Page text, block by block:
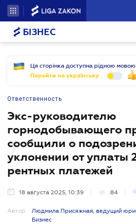
БІЗНЕС
Ця сторінка доступна рідною
Перейти на українську
Ответственность
Экс-руководителю
горнодобывающего
сообщили о
уклонении от уплаты
рентных платежей
18 августа 2025, 10:39 84
Автор:
Людмила Присяжная, ведущий
Бизнес